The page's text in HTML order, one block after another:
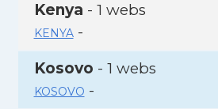
Kenya - 1 webs
KENYA-
Kosovo - 1 webs
KOSOVO -